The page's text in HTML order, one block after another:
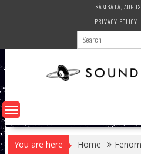
SÂMBĂTĂ,
PRIVACY POLICY
You are here Home